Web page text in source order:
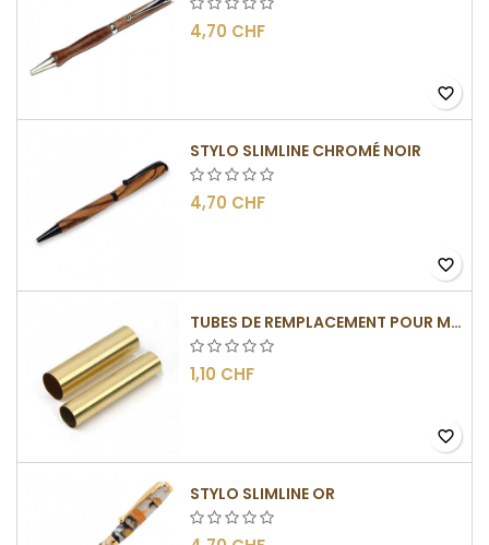
4,70 CHF
favorite_border
STYLO SLIMLINE CHROMÉ NOIR
4,70 CHF
favorite_border
TUBES DE REMPLACEMENT POUR MÉCANISMES SLIMLINE
1,10 CHF
favorite_border
STYLO SLIMLINE OR